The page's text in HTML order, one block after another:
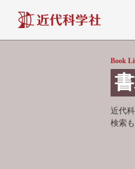
Book
近代
検索